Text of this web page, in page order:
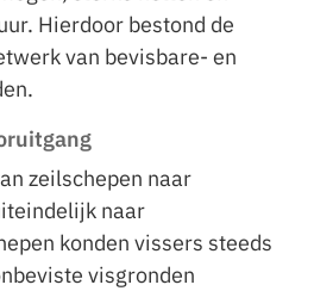
Hierdoor bestond de
van bevisbare- en
zeilschepen naar
naar
konden vissers steeds
visgronden